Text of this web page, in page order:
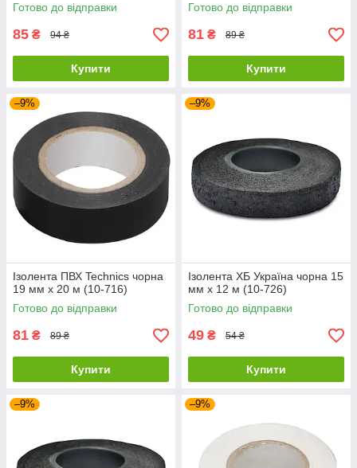
Готово до відправки
85 ₴ 94 ₴
Купити
Готово до відправки
81 ₴ 89 ₴
Купити
–9%
Ізолента ПВХ Technics чорна
19 мм х 20 м (10-716)
Готово до відправки
81 ₴ 89 ₴
Купити
–9%
Ізолента ХБ Україна чорна 15
мм х 12 м (10-726)
Готово до відправки
49 ₴ 54 ₴
Купити
–9% –9%